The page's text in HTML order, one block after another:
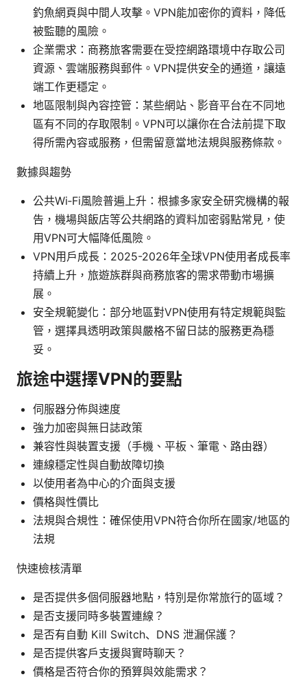
釣魚網頁與中間人攻擊。VPN能加密你的資料，降低
被監聽的風險。
企業需求：商務旅客需要在受控網路環境中存取公司
資源、雲端服務與郵件。VPN提供安全的通道，讓遠
端工作更穩定。
地區限制與內容控管：某些網站、影音平台在不同地
區有不同的存取限制。VPN可以讓你在合法前提下取
得所需內容或服務，但需留意當地法規與服務條款。
數據與趨勢
公共Wi‑Fi風險普遍上升：根據多家安全研究機構的報
告，機場與飯店等公共網路的資料加密弱點常見，使
用VPN可大幅降低風險。
VPN用戶成長：2025-2026年全球VPN使用者成長率
持續上升，旅遊族群與商務旅客的需求帶動市場擴
展。
安全規範變化：部分地區對VPN使用有特定規範與監
管，選擇具透明政策與嚴格不留日誌的服務更為穩
妥。
旅途中選擇VPN的要點
伺服器分佈與速度
強力加密與無日誌政策
兼容性與裝置支援（手機、平板、筆電、路由器）
連線穩定性與自動故障切換
以使用者為中心的介面與支援
價格與性價比
法規與合規性：確保使用VPN符合你所在國家/地區的
法規
快速檢核清單
是否提供多個伺服器地點，特別是你常旅行的區域？
是否支援同時多裝置連線？
是否有自動 Kill Switch、DNS 泄漏保護？
是否提供客戶支援與實時聊天？
價格是否符合你的預算與效能需求？